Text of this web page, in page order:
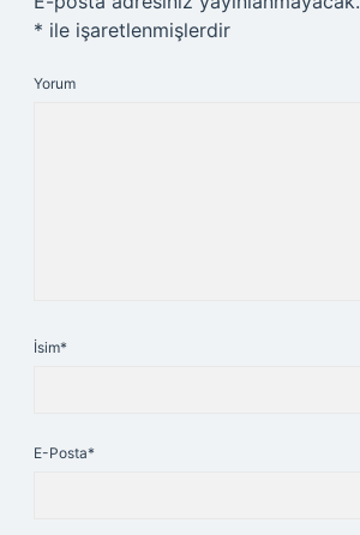
* ile işaretlenmişlerdir
Yorum
İsim*
E-Posta*